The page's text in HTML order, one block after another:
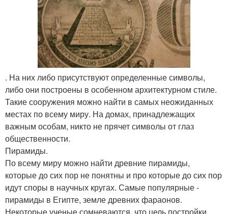
. На них либо присутствуют определенные символы,
либо они построены в особенном архитектурном стиле.
Такие сооружения можно найти в самых неожиданных
местах по всему миру. На домах, принадлежащих
важным особам, никто не прячет символы от глаз
общественности.
Пирамиды.
По всему миру можно найти древние пирамиды,
которые до сих пор не понятны и про которые до сих пор
идут споры в научных кругах. Самые популярные -
пирамиды в Египте, земле древних фараонов.